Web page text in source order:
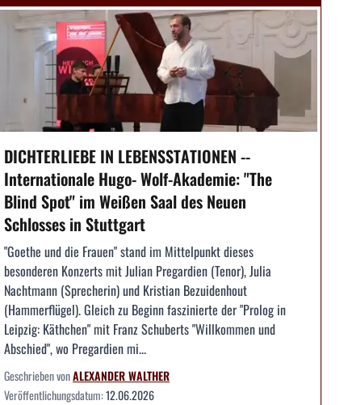
DICHTERLIEBE IN LEBENSSTATIONEN --
Internationale Hugo- Wolf-Akademie: "The
Blind Spot" im Weißen Saal des Neuen
Schlosses in Stuttgart
"Goethe und die Frauen" stand im Mittelpunkt dieses
besonderen Konzerts mit Julian Pregardien (Tenor), Julia
Nachtmann (Sprecherin) und Kristian Bezuidenhout
(Hammerflügel). Gleich zu Beginn faszinierte der "Prolog in
Leipzig: Käthchen" mit Franz Schuberts "Willkommen und
Abschied", wo Pregardien mi...
Geschrieben vonALEXANDER WALTHER
Veröffentlichungsdatum:12.06.2026